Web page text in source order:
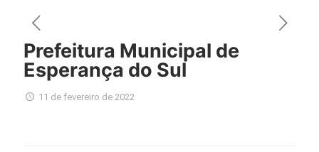
Prefeitura Municipal de
Esperança do Sul
11 de fevereiro de 2022